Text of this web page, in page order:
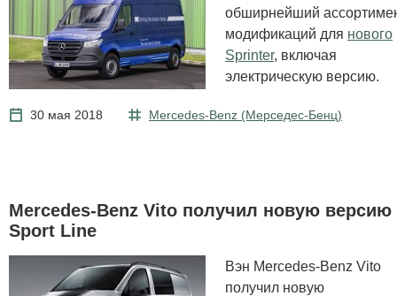
обширнейший
модификаций для нового
Sprinter, включая
электрическую версию.
30 мая 2018 Mercedes-Benz (Мерcедес-Бенц)
Mercedes-Benz Vito получил новую версию
Sport Line
Вэн Mercedes-Benz Vito
получил новую